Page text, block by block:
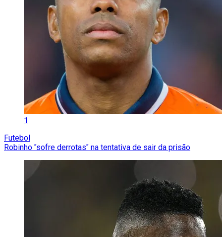
1
Futebol
Robinho "sofre derrotas" na tentativa de sair da prisão